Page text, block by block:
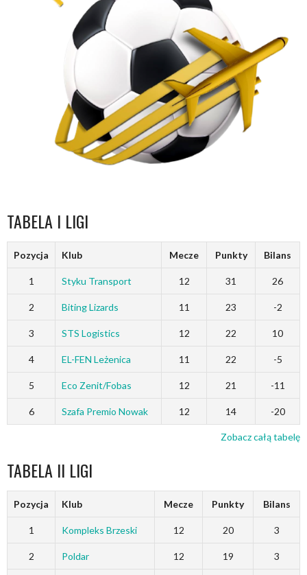
TABELA I LIGI
Pozycja Klub Mecze Punkty Bilans
1 Styku Transport 12 31 26
2 Biting Lizards 11 23 -2
3 STS Logistics 12 22 10
4 EL-FEN Leżenica 11 22 -5
5 Eco Zenit/Fobas 12 21 -11
6 Szafa Premio Nowak 12 14 -20
Zobacz całą tabelę
TABELA II LIGI
Pozycja Klub Mecze Punkty Bilans
1 Kompleks Brzeski 12 20 3
2 Poldar 12 19 3